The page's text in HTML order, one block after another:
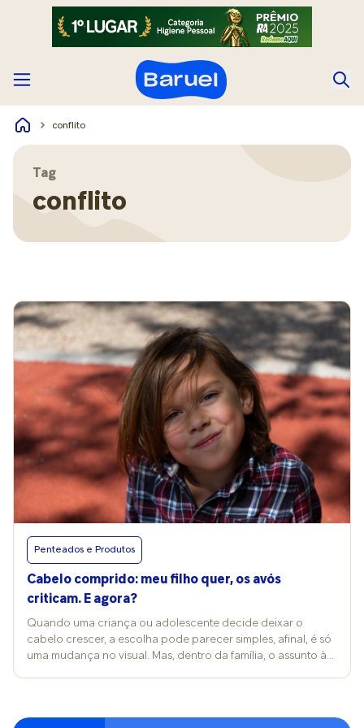
conflito
Tag
conflito
Penteados e Produtos
Cabelo comprido: meu filho quer, os avós
criticam. E agora?
Quando uma criança ou adolescente decide deixar o
cabelo crescer, a escolha pode parecer simples, afinal, é só
uma mudança no visual. Mas, dentro da família, o assunto às
aconteceu com a assessora de imprensa Ioná Ribeiro, de 36